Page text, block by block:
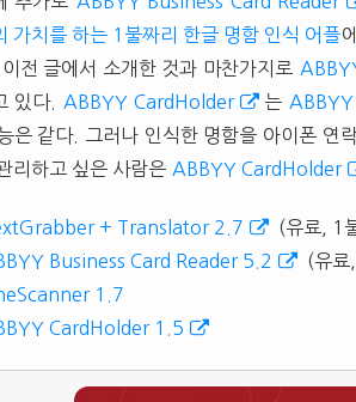
가치를 하는 1불짜리 한글 명함 인식 어플
전 글에서 소개한 것과 마찬가지로
있다.
ABBYY CardHolder 는
은 같다. 그러나 인식한 명함을 아이폰 연
리하고 싶은 사람은 ABBYY CardHolder
+ Translator 2.7
(유료, 1
Business Card Reader 5.2
(유료
1.7
CardHolder 1.5